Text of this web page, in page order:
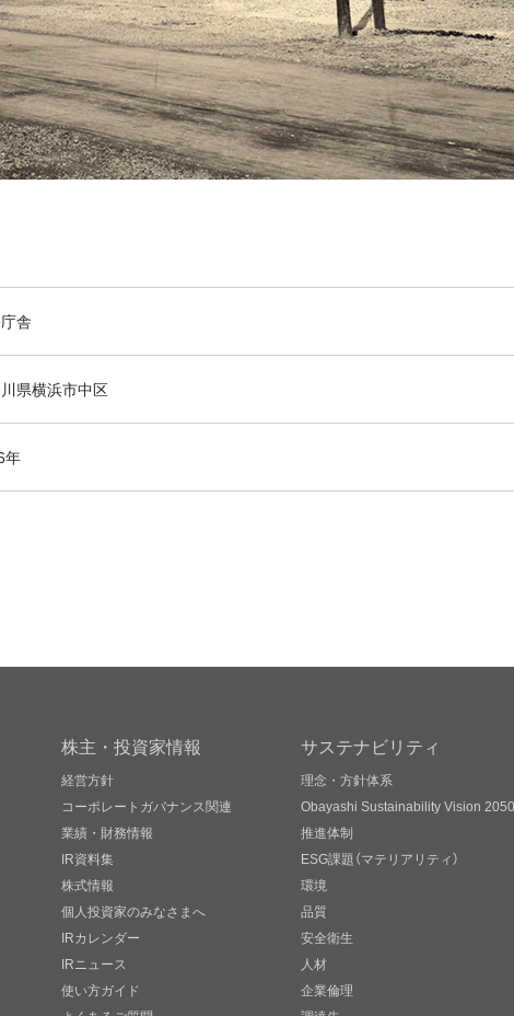
舎
県横浜市中区
年
株主・投資家情報
経営方針
コーポレートガバナンス関連
業績・財務情報
IR資料集
株式情報
個人投資家のみなさまへ
IRカレンダー
IRニュース
使い方ガイド
サステナビリティ
理念・方針体系
Obayashi Sustainability Vision 2050
推進体制
ESG課題（マテリアリティ）
環境
品質
安全衛生
人材
企業倫理